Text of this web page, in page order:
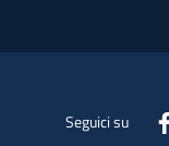
Seguici su